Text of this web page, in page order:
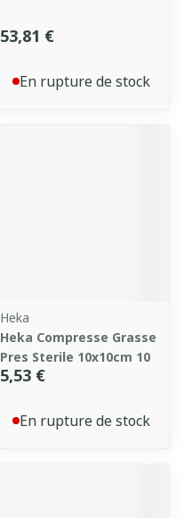
53,81 €
En rupture de stock
Heka
Heka Compresse Grasse
Pres Sterile 10x10cm 10
5,53 €
En rupture de stock